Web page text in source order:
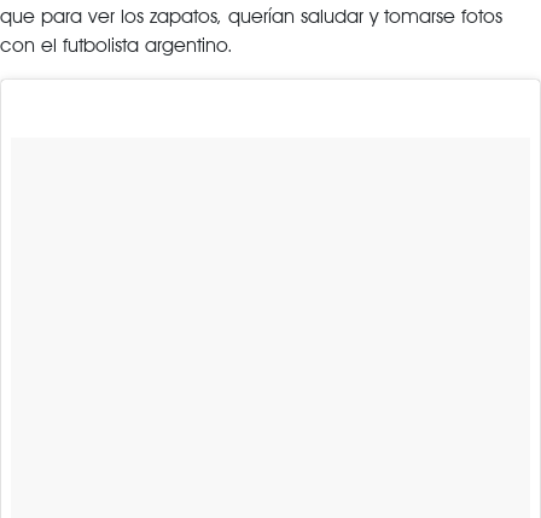
que para ver los zapatos, querían saludar y tomarse fotos
con el futbolista argentino.